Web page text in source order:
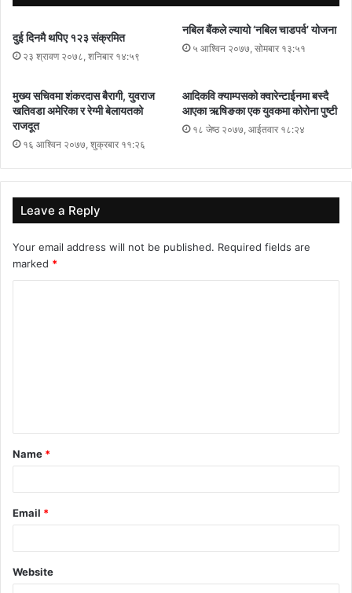
दुई दिनमै थपिए १२३ संक्रमित
२३ श्रावण २०७८, शनिबार १४:५९
नबिल बैंकले ल्यायो ‘नबिल चाडपर्व’ योजना
५ आश्विन २०७७, सोमबार १३:५१
मुख्य सचिवमा शंकरदास बैरागी, युवराज
खतिवडा अमेरिका र रेग्मी बेलायतको
राजदूत
१६ आश्विन २०७७, शुक्रबार ११:२६
आदिकवि क्याम्पसको क्वारेन्टाईनमा बस्दै
आएका ऋषिङका एक युवकमा कोरोना पुष्टी
१८ जेष्ठ २०७७, आईतवार १८:२४
Leave a Reply
Your email address will not be published. Required fields are
marked *
t
*
Name *
Email *
Website